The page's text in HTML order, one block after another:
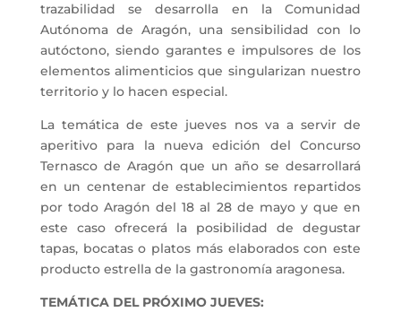
trazabilidad se desarrolla en la Comunidad
Autónoma de Aragón, una sensibilidad con lo
autóctono, siendo garantes e impulsores de los
elementos alimenticios que singularizan nuestro
territorio y lo hacen especial.
La temática de este jueves nos va a servir de
aperitivo para la nueva edición del Concurso
Ternasco de Aragón que un año se desarrollará
en un centenar de establecimientos repartidos
por todo Aragón del 18 al 28 de mayo y que en
este caso ofrecerá la posibilidad de degustar
tapas, bocatas o platos más elaborados con este
producto estrella de la gastronomía aragonesa.
TEMÁTICA DEL PRÓXIMO JUEVES: